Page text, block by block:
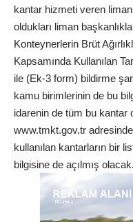
kantar hizmeti veren
oldukları liman
Konteynerlerin Brüt
Kapsamında Kullanılan
ile (Ek-3 form) bildirme
kamu birimlerinin de bu
idarenin de tüm bu kantar
www.tmkt.gov.tr
kullanılan kantarların bir
bilgisine de açılmış olacak.